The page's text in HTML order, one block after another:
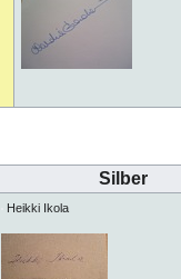
Silber
Heikki Ikola